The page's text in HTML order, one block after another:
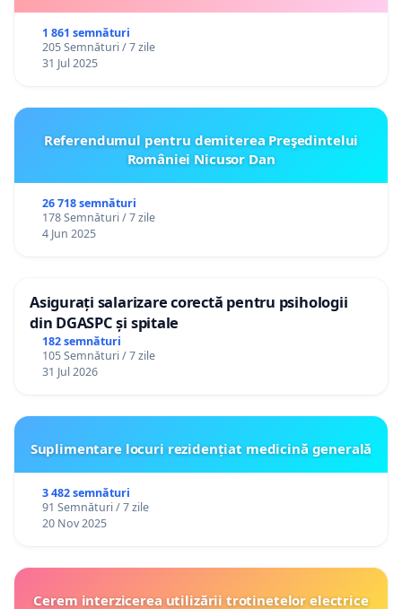
1 861 semnături
205 Semnături / 7 zile
31 Jul 2025
Referendumul pentru demiterea Preşedintelui
României Nicusor Dan
26 718 semnături
178 Semnături / 7 zile
4 Jun 2025
Asigurați salarizare corectă pentru psihologii
din DGASPC și spitale
182 semnături
105 Semnături / 7 zile
31 Jul 2026
Suplimentare locuri rezidențiat medicină generală
3 482 semnături
91 Semnături / 7 zile
20 Nov 2025
Cerem interzicerea utilizării trotinetelor electrice